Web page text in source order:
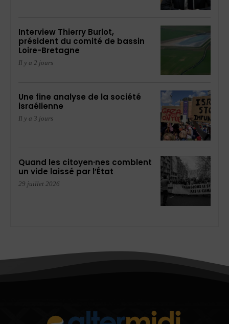
Interview Thierry Burlot,
président du comité de bassin
Loire-Bretagne
Il y a 2 jours
Une fine analyse de la société
israélienne
Il y a 3 jours
Quand les citoyen·nes comblent
un vide laissé par l’État
29 juillet 2026